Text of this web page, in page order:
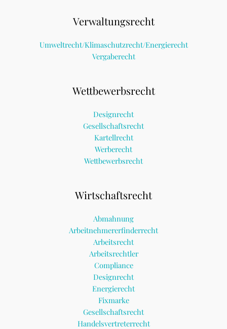
Verwaltungsrecht
Umweltrecht/Klimaschutzrecht/Energierecht
Vergaberecht
Wettbewerbsrecht
Designrecht
Gesellschaftsrecht
Kartellrecht
Werberecht
Wettbewerbsrecht
Wirtschaftsrecht
Abmahnung
Arbeitnehmererfinderrecht
Arbeitsrecht
Arbeitsrechtler
Compliance
Designrecht
Energierecht
Fixmarke
Gesellschaftsrecht
Handelsvertreterrecht